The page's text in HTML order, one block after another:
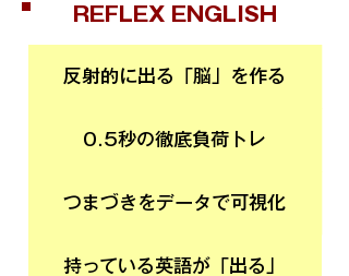
反射的に出る「脳」を作る
0.5秒の徹底負荷トレ
つまづきをデータで可視化
持っている英語が「出る」
REFLEX ENGLISH